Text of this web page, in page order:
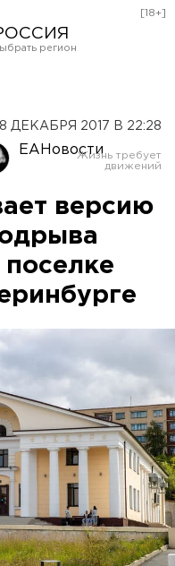
[18+]
ДЕКАБРЯ 2017 В 22:28
ЕАНовости
версию
поселке